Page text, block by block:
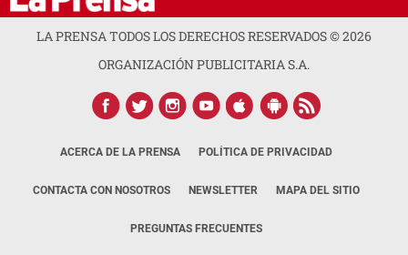
LA PRENSA TODOS LOS DERECHOS RESERVADOS ©2026
ORGANIZACIÓN PUBLICITARIA S.A.
ACERCA DE LA PRENSA POLÍTICA DE PRIVACIDAD
CONTACTA CON NOSOTROS NEWSLETTER MAPA DEL SITIO
PREGUNTAS FRECUENTES